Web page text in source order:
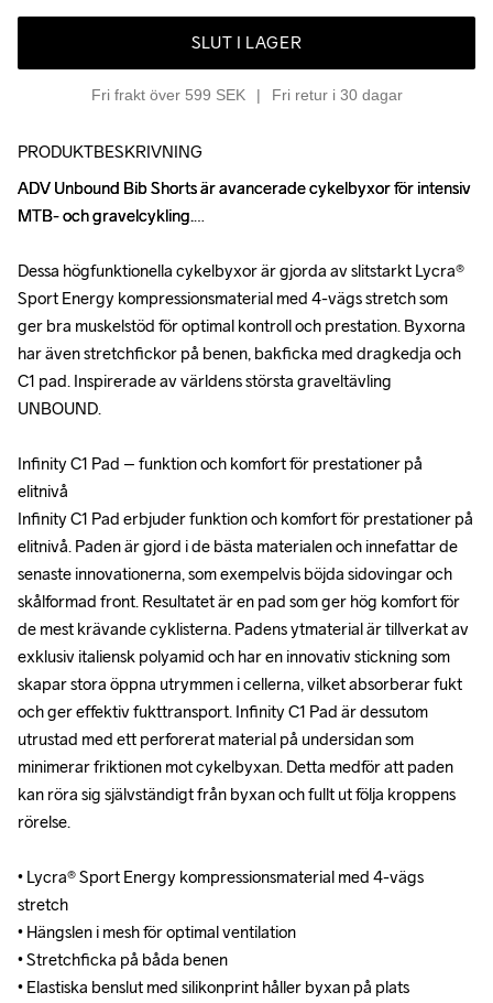
SLUT I LAGER
Fri frakt över 599 SEK Fri retur i 30 dagar
PRODUKTBESKRIVNING
ADV Unbound Bib Shorts är avancerade cykelbyxor för intensiv
MTB- och gravelcykling.
Dessa högfunktionella cykelbyxor är gjorda av slitstarkt Lycra®
Sport Energy kompressionsmaterial med 4-vägs stretch som
ger bra muskelstöd för optimal kontroll och prestation. Byxorna
har även stretchfickor på benen, bakficka med dragkedja och
C1 pad. Inspirerade av världens största graveltävling
UNBOUND.
Infinity C1 Pad – funktion och komfort för prestationer på
elitnivå
Infinity C1 Pad erbjuder funktion och komfort för prestationer på
elitnivå. Paden är gjord i de bästa materialen och innefattar de
senaste innovationerna, som exempelvis böjda sidovingar och
skålformad front. Resultatet är en pad som ger hög komfort för
de mest krävande cyklisterna. Padens ytmaterial är tillverkat av
exklusiv italiensk polyamid och har en innovativ stickning som
skapar stora öppna utrymmen i cellerna, vilket absorberar fukt
och ger effektiv fukttransport. Infinity C1 Pad är dessutom
utrustad med ett perforerat material på undersidan som
minimerar friktionen mot cykelbyxan. Detta medför att paden
kan röra sig självständigt från byxan och fullt ut följa kroppens
rörelse.
• Lycra® Sport Energy kompressionsmaterial med 4-vägs
stretch
• Hängslen i mesh för optimal ventilation
• Stretchficka på båda benen
• Elastiska benslut med silikonprint håller byxan på plats
ADV Unbound Bib Shorts är avancerade cykelbyxor för intensiv
MTB- och gravelcykling.
Dessa högfunktionella cykelbyxor är gjorda av slitstarkt Lycra®
Sport Energy kompressionsmaterial med 4-vägs stretch som
ger bra muskelstöd för optimal kontroll och prestation. Byxorna
har även stretchfickor på benen, bakficka med dragkedja och
C1 pad. Inspirerade av världens största graveltävling
UNBOUND.
Infinity C1 Pad – funktion och komfort för prestationer på
elitnivå
Infinity C1 Pad erbjuder funktion och komfort för prestationer på
elitnivå. Paden är gjord i de bästa materialen och innefattar de
senaste innovationerna, som exempelvis böjda sidovingar och
skålformad front. Resultatet är en pad som ger hög komfort för
de mest krävande cyklisterna. Padens ytmaterial är tillverkat av
exklusiv italiensk polyamid och har en innovativ stickning som
skapar stora öppna utrymmen i cellerna, vilket absorberar fukt
och ger effektiv fukttransport. Infinity C1 Pad är dessutom
utrustad med ett perforerat material på undersidan som
minimerar friktionen mot cykelbyxan. Detta medför att paden
kan röra sig självständigt från byxan och fullt ut följa kroppens
rörelse.
• Lycra® Sport Energy kompressionsmaterial med 4-vägs
stretch
• Hängslen i mesh för optimal ventilation
• Stretchficka på båda benen
• Elastiska benslut med silikonprint håller byxan på plats